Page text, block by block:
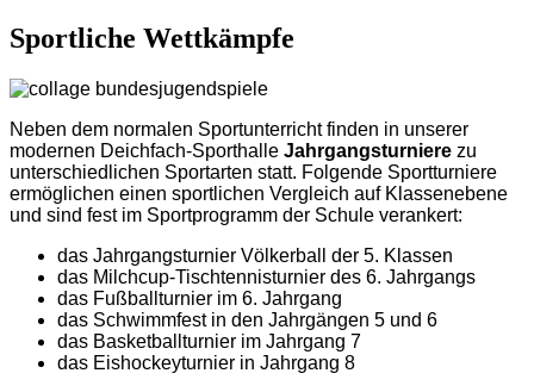
Sportliche Wettkämpfe
Neben dem normalen Sportunterricht finden in unserer
modernen Deichfach-Sporthalle Jahrgangsturniere zu
unterschiedlichen Sportarten statt. Folgende Sportturniere
ermöglichen einen sportlichen Vergleich auf Klassenebene
und sind fest im Sportprogramm der Schule verankert:
das Jahrgangsturnier Völkerball der 5. Klassen
das Milchcup-Tischtennisturnier des 6. Jahrgangs
das Fußballturnier im 6. Jahrgang
das Schwimmfest in den Jahrgängen 5 und 6
das Basketballturnier im Jahrgang 7
das Eishockeyturnier in Jahrgang 8